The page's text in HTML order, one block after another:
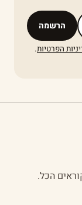
הרשמה
הפרטיות.
הכל.